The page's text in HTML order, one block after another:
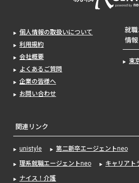
個人情報の取扱いについて
利用規約
会社概要
よくあるご質問
企業の皆様へ
お問い合わせ
就
情報
東
関連リンク
unistyle 第二新卒エージェントneo
理系就職エージェントneo キャリアト
ナイス！介護